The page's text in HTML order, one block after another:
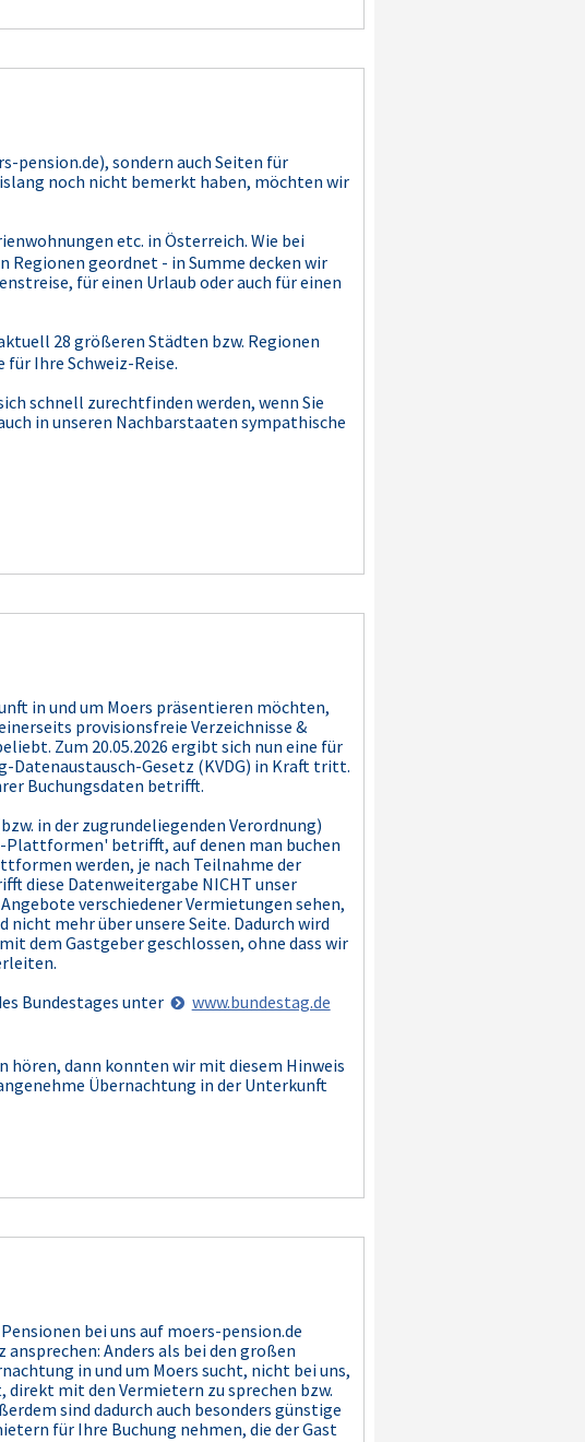
pension.de), sondern auch Seiten für
noch nicht bemerkt haben, möchten wir
etc. in Österreich. Wie bei
Regionen geordnet - in Summe decken wir
für einen Urlaub oder auch für einen
28 größeren Städten bzw. Regionen
Ihre Schweiz-Reise.
schnell zurechtfinden werden, wenn Sie
in unseren Nachbarstaaten sympathische
in und um Moers präsentieren möchten,
provisionsfreie Verzeichnisse &
Zum 20.05.2026 ergibt sich nun eine für
Datenaustausch-Gesetz (KVDG) in Kraft tritt.
Buchungsdaten betrifft.
in der zugrundeliegenden Verordnung)
betrifft, auf denen man buchen
werden, je nach Teilnahme der
diese Datenweitergabe NICHT unser
verschiedener Vermietungen sehen,
mehr über unsere Seite. Dadurch wird
dem Gastgeber geschlossen, ohne dass wir
Bundestages unter
www.bundestag.de
hören, dann konnten wir mit diesem Hinweis
Übernachtung in der Unterkunft
bei uns auf moers-pension.de
Anders als bei den großen
in und um Moers sucht, nicht bei uns,
mit den Vermietern zu sprechen bzw.
sind dadurch auch besonders günstige
für Ihre Buchung nehmen, die der Gast